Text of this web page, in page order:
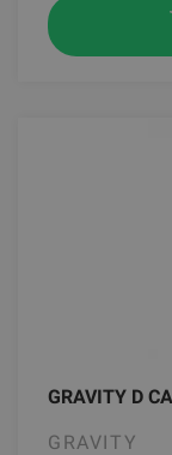
GRAVITY D
GRAVITY